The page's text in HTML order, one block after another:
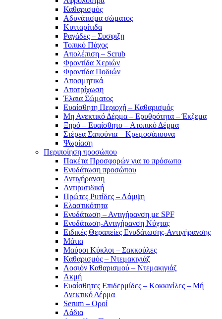
Καθαρισμός
Αδυνάτισμα σώματος
Κυτταρίτιδα
Ραγάδες – Συσφιξη
Τοπικό Πάχος
Απολέπιση – Scrub
Φροντίδα Χεριών
Φροντίδα Ποδιών
Αποσμητικά
Αποτρίχωση
Έλαια Σώματος
Ευαίσθητη Περιοχή – Καθαρισμός
Μη Ανεκτικό Δέρμα – Ερυθρότητα – Έκζεμα
Ξηρό – Ευαίσθητο – Ατοπικό Δέρμα
Στέρεα Σαπούνια – Κρεμοσάπουνα
Ψωρίαση
Περιποίηση προσώπου
Πακέτα Προσφορών για το πρόσωπο
Ενυδάτωση προσώπου
Αντιγήρανση
Αντιρυτιδική
Πρώτες Ρυτίδες – Λάμψη
Ελαστικότητα
Ενυδάτωση – Αντιγήρανση με SPF
Ενυδάτωση-Αντιγήρανση Νύχτας
Ειδικές Θεραπείες Ενυδάτωσης-Αντιγήρανσης
Μάτια
Μαύροι Κύκλοι – Σακκούλες
Καθαρισμός – Ντεμακιγιάζ
Λοσιόν Καθαρισμού – Ντεμακιγιάζ
Ακμή
Ευαίσθητες Επιδερμίδες – Κοκκινίλες – Μή
Ανεκτικό Δέρμα
Serum – Οροί
Λάδια